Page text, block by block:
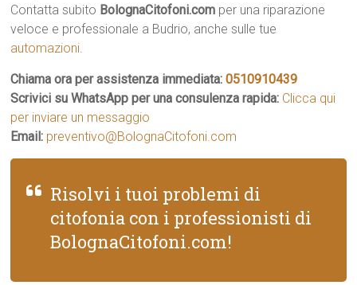
Contatta subito BolognaCitofoni.com per una riparazione
veloce e professionale a Budrio, anche sulle tue
automazioni.
Chiama ora per assistenza immediata:0510910439
Scrivici su WhatsApp per una consulenza rapida: Clicca qui
per inviare un messaggio
Email: preventivo@BolognaCitofoni.com
Risolvi i tuoi problemi di
citofonia con i professionisti di
BolognaCitofoni.com!